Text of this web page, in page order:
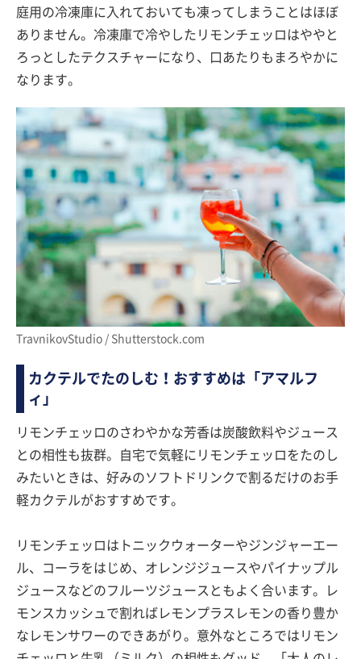
庭用の冷凍庫に入れておいても凍ってしまうことはほぼ
ありません。冷凍庫で冷やしたリモンチェッロはややと
ろっとしたテクスチャーになり、口あたりもまろやかに
なります。
TravnikovStudio / Shutterstock.com
カクテルでたのしむ！おすすめは「アマルフ
ィ」
リモンチェッロのさわやかな芳香は炭酸飲料やジュース
との相性も抜群。自宅で気軽にリモンチェッロをたのし
みたいときは、好みのソフトドリンクで割るだけのお手
軽カクテルがおすすめです。
リモンチェッロはトニックウォーターやジンジャーエー
ル、コーラをはじめ、オレンジジュースやパイナップル
ジュースなどのフルーツジュースともよく合います。レ
モンスカッシュで割ればレモンプラスレモンの香り豊か
なレモンサワーのできあがり。意外なところではリモン